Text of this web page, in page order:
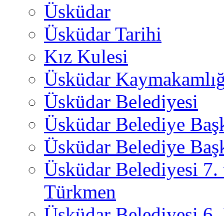
Üsküdar
Üsküdar Tarihi
Kız Kulesi
Üsküdar
Üsküdar Belediyesi
Üsküdar Belediye
Üsküdar Belediye
Üsküdar Belediyesi
Türkmen